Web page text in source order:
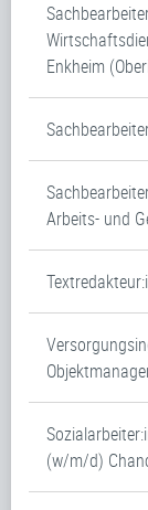
Enkheim
Arbeits- und
(w/m/d)